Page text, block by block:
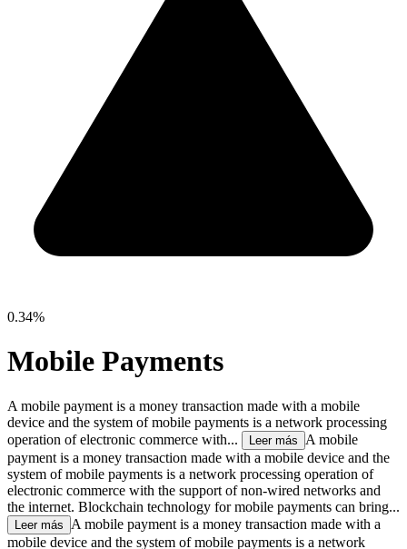
0.34%
Mobile Payments
A mobile payment is a money transaction made with a mobile
device and the system of mobile payments is a network processing
operation of electronic commerce with...
Leer más
A mobile
payment is a money transaction made with a mobile device and the
system of mobile payments is a network processing operation of
electronic commerce with the support of non-wired networks and
the internet. Blockchain technology for mobile payments can bring...
Leer más
A mobile payment is a money transaction made with a
mobile device and the system of mobile payments is a network